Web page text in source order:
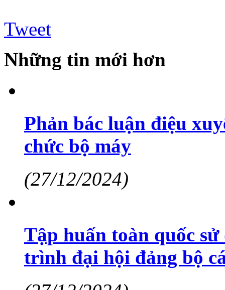
Tweet
Những tin mới hơn
Phản bác luận điệu
chức bộ máy
(27/12/2024)
Tập huấn toàn quốc
trình đại hội đảng bộ